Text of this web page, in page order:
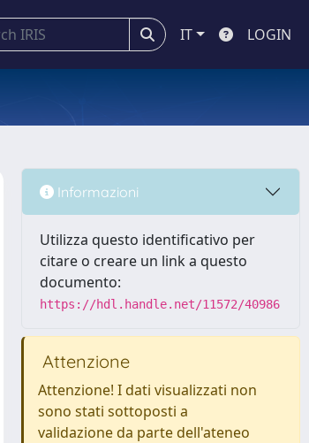
IT LOGIN
Informazioni
Utilizza questo identificativo per
citare o creare un link a questo
documento:
https://hdl.handle.net/11572/40986
Attenzione
Attenzione! I dati visualizzati non
sono stati sottoposti a
validazione da parte dell'ateneo